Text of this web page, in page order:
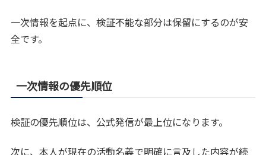
一次情報を起点に、検証不能な部分は保留にするのが安
全です。
一次情報の優先順位
検証の優先順位は、公式発信が最上位になります。
次に、本人が現在の活動名義で明確に言及した内容が続